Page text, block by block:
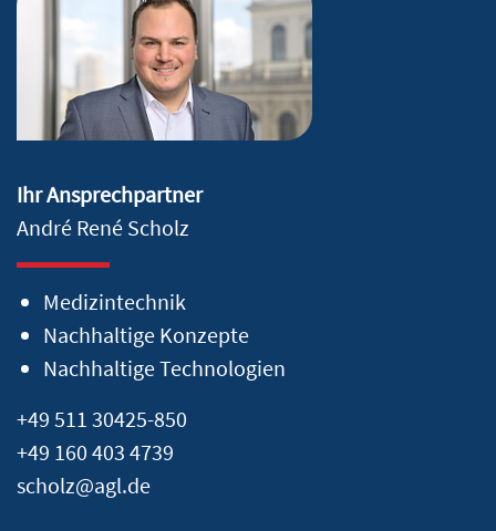
Ihr Ansprechpartner
André René Scholz
Medizintechnik
Nachhaltige Konzepte
Nachhaltige Technologien
+49 511 30425-850
+49 160 403 4739
scholz@agl.de